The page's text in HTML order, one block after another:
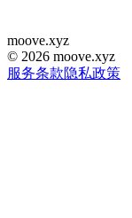
moove.xyz
© 2026 moove.xyz
服务条款隐私政策